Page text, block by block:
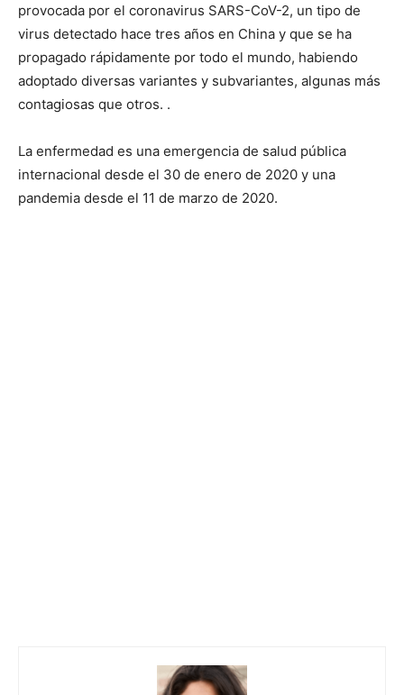
provocada por el coronavirus SARS-CoV-2, un tipo de
virus detectado hace tres años en China y que se ha
propagado rápidamente por todo el mundo, habiendo
adoptado diversas variantes y subvariantes, algunas más
contagiosas que otros. .
La enfermedad es una emergencia de salud pública
internacional desde el 30 de enero de 2020 y una
pandemia desde el 11 de marzo de 2020.